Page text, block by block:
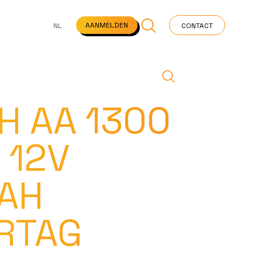
VEELGESTELDE VRAGEN STARTPAGINA NEWS
NL AANMELDEN CONTACT
AA 1300